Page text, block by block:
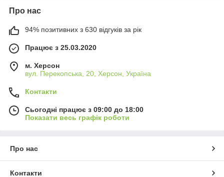
Про нас
94% позитивних з 630 відгуків за рік
Працює з 25.03.2020
м. Херсон
вул. Перекопська, 20, Херсон, Україна
Контакти
Сьогодні працює з 09:00 до 18:00
Показати весь графік роботи
Про нас
Контакти